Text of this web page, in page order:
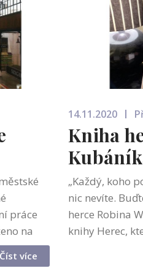
práce
na
že
Číst více
14.11.2020
Kniha
„Každý, koho
nic nevíte.
herce Robina
knihy Herec,